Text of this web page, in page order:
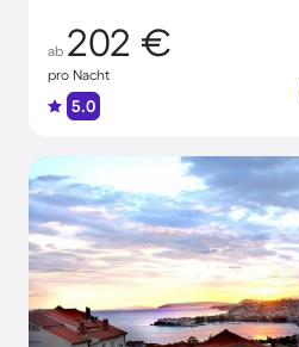
ab 202 €
pro Nacht
5.0